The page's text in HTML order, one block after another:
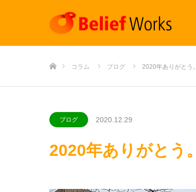
コラム ブログ 2020年ありがとう。
ブログ 2020.12.29
2020年ありがとう。